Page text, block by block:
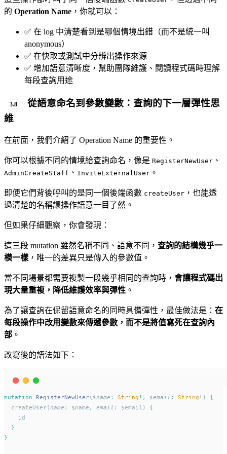
的 Operation Name ，你就可以：
✅ 在 log 中清楚看到是哪個情境出錯（而不是統一叫
anonymous）
✅ 在快取或測試中分辨出操作來源
✅ 增加語意清晰度，幫助團隊維護、閱讀程式碼時理解
每段查詢用途
從語意命名到參數變數：查詢的下一層彈性思
維
在前面，我們介紹了 Operation Name 的重要性。
你可以根據不同的情境給查詢命名，像是 RegisterNewUser 、
AdminCreateStaff 、 InviteExternalUser 。
即便它們背後呼叫的是同一個後端函數 createUser ，也能透
過清楚的名稱讓操作語意一目了然。
但如果仔細觀察，你會發現：
這三段 mutation 雖然名稱不同、語意不同， 查詢的結構幾乎一
模一樣 ，唯一的差異只是傳入的參數值。
當不同場景都需要複製一段幾乎相同的查詢時， 會讓程式碼出
現大量重複，降低維護效率與彈性 。
為了讓查詢在保留語意命名的同時具備彈性，最佳做法是： 在
每段操作中改用變數來傳遞參數，而不是將值寫死在查詢內
部 。
改寫後的語法如下：
mutation RegisterNewUser($name : String !, $email : String ! ) {
  createUser(
name : $name , email : $email) {
    id
}
}